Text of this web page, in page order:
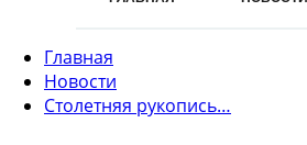
Главная
Новости
Столетняя рукопись…